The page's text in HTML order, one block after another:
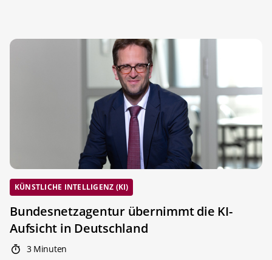
KÜNSTLICHE INTELLIGENZ (KI)
Bundesnetzagentur übernimmt die KI-
Aufsicht in Deutschland
3 Minuten